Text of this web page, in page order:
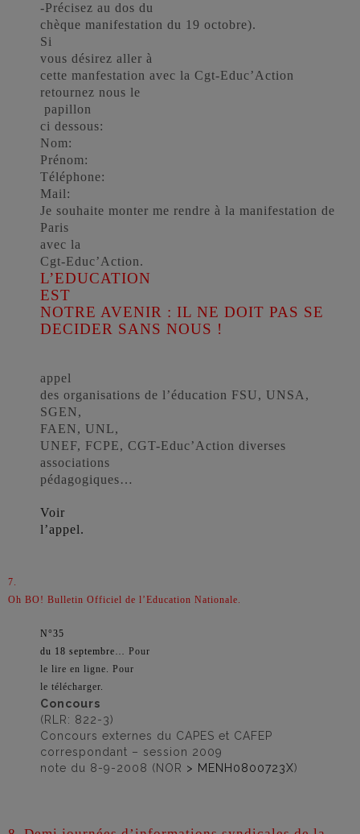
-Précisez au dos du
chèque manifestation du 19 octobre).
Si
vous désirez aller à
cette manfestation avec la Cgt-Educ’Action
retournez nous le
papillon
ci dessous:
Nom:
Prénom:
Téléphone:
Mail:
Je souhaite monter me rendre à la manifestation de
Paris
avec la
Cgt-Educ’Action.
L’EDUCATION
EST
NOTRE AVENIR : IL NE DOIT PAS SE
DECIDER SANS NOUS !
appel
des organisations de l’éducation FSU, UNSA,
SGEN,
FAEN, UNL,
UNEF, FCPE, CGT-Educ’Action diverses
associations
pédagogiques…
Voir
l’appel.
7.
Oh BO! Bulletin Officiel de l’Education Nationale.
N°35
du 18 septembre… Pour
le lire en ligne. Pour
le télécharger.
Concours
(RLR: 822-3)
Concours externes du CAPES et CAFEP
correspondant – session 2009
note du 8-9-2008 (NOR > MENH0800723X)